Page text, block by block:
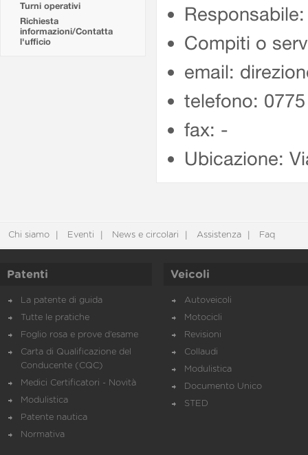
Turni operativi
Richiesta
informazioni/Contatta
l'ufficio
Compiti o
email:
telefono:
fax: -
Ubicazione:
Chi siamo Eventi News e circolari Assistenza Faq
Patenti
La patente di guida
Tutte le pratiche
Foglio rosa e prove d’esame
Carta di Qualificazione del
Conducente (CQC)
Medici Certificatori - Novità
Modulistica
Patente nautica
Normativa
Veicoli
Autoveicoli
Motocicli
Revisioni
Collaudi
Modulistica
Documento Unico
STED